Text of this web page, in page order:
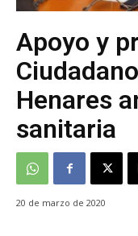
Apoyo y
Henares
sanitaria
20 de marzo de 2020